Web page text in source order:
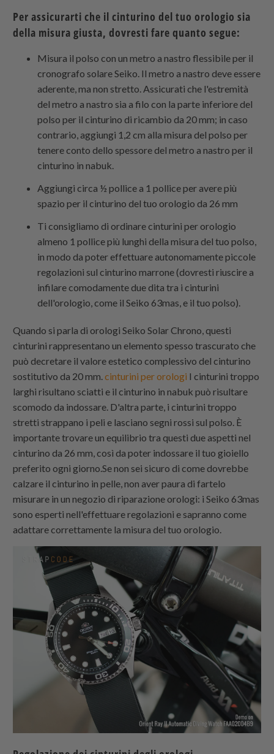
Per assicurarti che il cinturino del tuo orologio sia
della misura giusta, dovresti fare quanto segue:
Misura il polso con un metro a nastro flessibile per il
cronografo solare Seiko. Il metro a nastro deve essere
aderente, ma non stretto. Assicurati che l'estremità
del metro a nastro sia a filo con la parte inferiore del
polso per il cinturino di ricambio da 20 mm; in caso
contrario, aggiungi 1,2 cm alla misura del polso per
tenere conto dello spessore del metro a nastro per il
cinturino in nabuk.
Aggiungi circa ½ pollice a 1 pollice per avere più
spazio per il cinturino del tuo orologio da 26 mm
Ti consigliamo di ordinare cinturini per orologio
almeno 1 pollice più lunghi della misura del tuo polso,
in modo da poter effettuare autonomamente piccole
regolazioni sul cinturino marrone (dovresti riuscire a
infilare comodamente due dita tra i cinturini
dell'orologio, come il Seiko 63mas, e il tuo polso).
Quando si parla di orologi Seiko Solar Chrono, questi
cinturini rappresentano un elemento spesso trascurato che
può decretare il valore estetico complessivo del cinturino
sostitutivo da 20 mm.cinturini per orologi I cinturini troppo
larghi risultano sciatti e il cinturino in nabuk può risultare
scomodo da indossare. D'altra parte, i cinturini troppo
stretti strappano i peli e lasciano segni rossi sul polso. È
importante trovare un equilibrio tra questi due aspetti nel
cinturino da 26 mm, così da poter indossare il tuo gioiello
preferito ogni giorno.Se non sei sicuro di come dovrebbe
calzare il cinturino in pelle, non aver paura di fartelo
misurare in un negozio di riparazione orologi: i Seiko 63mas
sono esperti nell'effettuare regolazioni e sapranno come
adattare correttamente la misura del tuo orologio.